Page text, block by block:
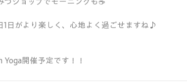
1日がより楽しく、心地よく過ごせますね♪
開催予定です！！